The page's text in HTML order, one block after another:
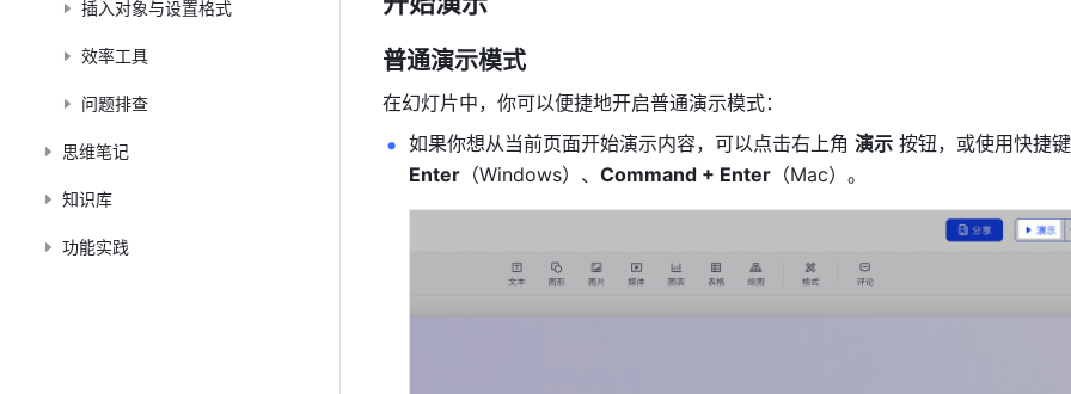
插入对象与设置格式
效率工具
问题排查
思维笔记
知识库
功能实践
普通演示模式
在幻灯片中，你可以便捷地开启普通演示模式：
如果你想从当前页面开始演示内容，可以点击右上角 演示 按钮，或使用快捷
Enter （Windows）、 Command + Enter （Mac）。